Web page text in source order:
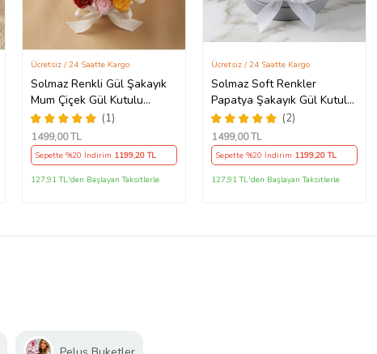
Solmaz Renkli Gül Şakayık
Mum Çiçek Gül Kutulu
Aranjmanı Kokulu Mum
Buketi Demeti Ofis İş Sevgili
Özel Nişan Anneler Günü
Hediyelik Doğum Günü
Sıradışı Farklı Ev Hediyesi
(1)
Ücretsiz / 24 Saatte Kargo
1499,00 TL
Sepette %20 İndirim 1199,20 TL
127,91 TL'den Başlayan Taksitlerle
Solmaz Soft Renkler
Papatya Şakayık Gül Kutulu
MumAranjmanı Buketi Ofis
İş Sevgili Özel Nişan
Anneler Günü Hediyelik
Doğum Günü Kokulu Mum
Sıradışı Farklı Hediyelik
(2)
Ücretsiz / 24 Saatte Kargo
1499,00 TL
Sepette %20 İndirim 1199,20 TL
127,91 TL'den Başlayan Taksitlerle